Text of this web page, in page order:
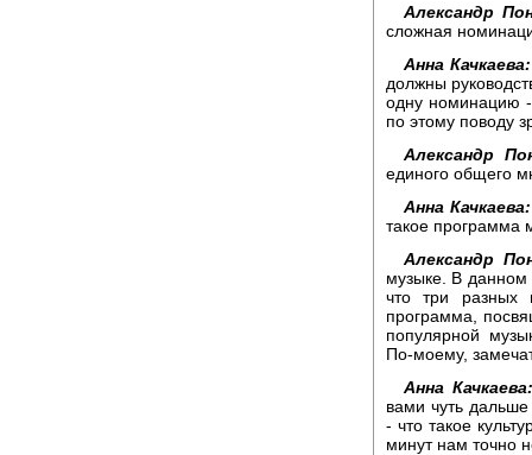
Александр
сложная
Анна Качкаева:
должны
одну номинацию
по этому поводу
Александр
единого общего
Анна Качкаева:
такое программа
Александр
музыке. В данном
что три разных
программа,
популярной
По-моему,
Анна Качкаева:
вами чуть
- что такое
минут нам точно